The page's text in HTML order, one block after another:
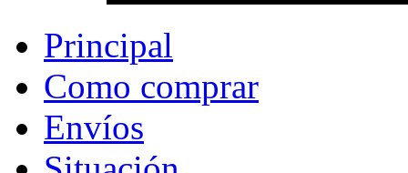
Principal
Como comprar
Envíos
default
android
Menu Style